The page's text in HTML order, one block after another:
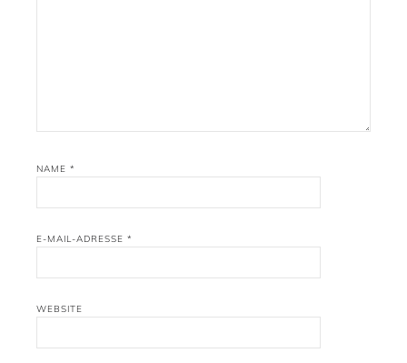
NAME *
E-MAIL-ADRESSE *
WEBSITE